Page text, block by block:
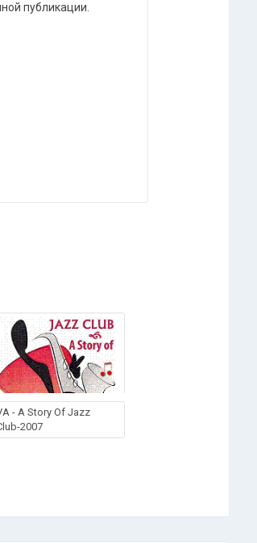
публикации.
- A Story Of Jazz
2007